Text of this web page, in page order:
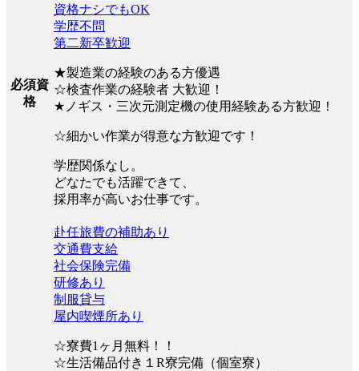
必須資
格
資格ナシでもOK
学歴不問
第二新卒歓迎
★製造業の経験のある方優遇
☆検査作業の経験者 大歓迎！
★ノギス・三次元測定機の使用経験ある方歓迎！
☆細かい作業が得意な方歓迎です！
学歴関係なし。
どなたでも活躍できて、
採用率が高いお仕事です。
赴任旅費の補助あり
交通費支給
社会保険完備
研修あり
制服貸与
屋内喫煙所あり
☆寮費1ヶ月無料！！
☆生活備品付き１R寮完備（個室寮）